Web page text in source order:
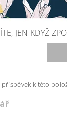
JEN KDYŽ
k této